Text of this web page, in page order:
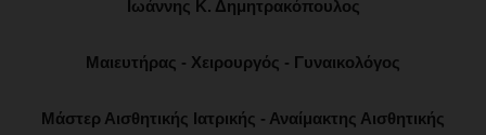
Ιωάννης Κ. Δημητρακόπουλος
Μαιευτήρας - Χειρουργός - Γυναικολόγος
Μάστερ Αισθητικής Ιατρικής - Αναίμακτης Αισθητικής